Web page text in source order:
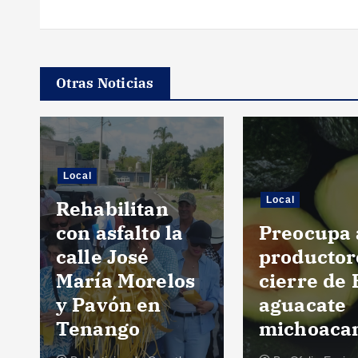
Otras Noticias
Local
Preocupa a
productores
cierre de EU al
aguacate
michoacano
Estatal
Destina
Gobierno
Estado 10
para
el
Cuautla